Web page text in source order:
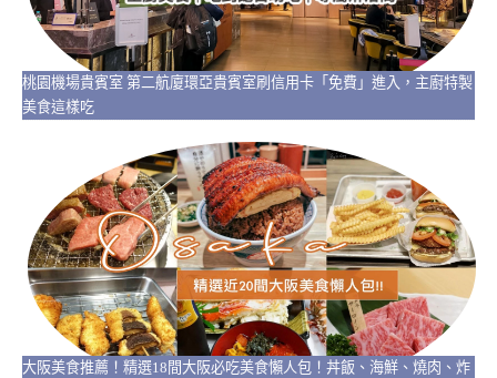
桃園機場貴賓室 第二航廈環亞貴賓室刷信用卡「免費」進入，主廚特製
美食這樣吃
大阪美食推薦！精選18間大阪必吃美食懶人包！丼飯、海鮮、燒肉、炸